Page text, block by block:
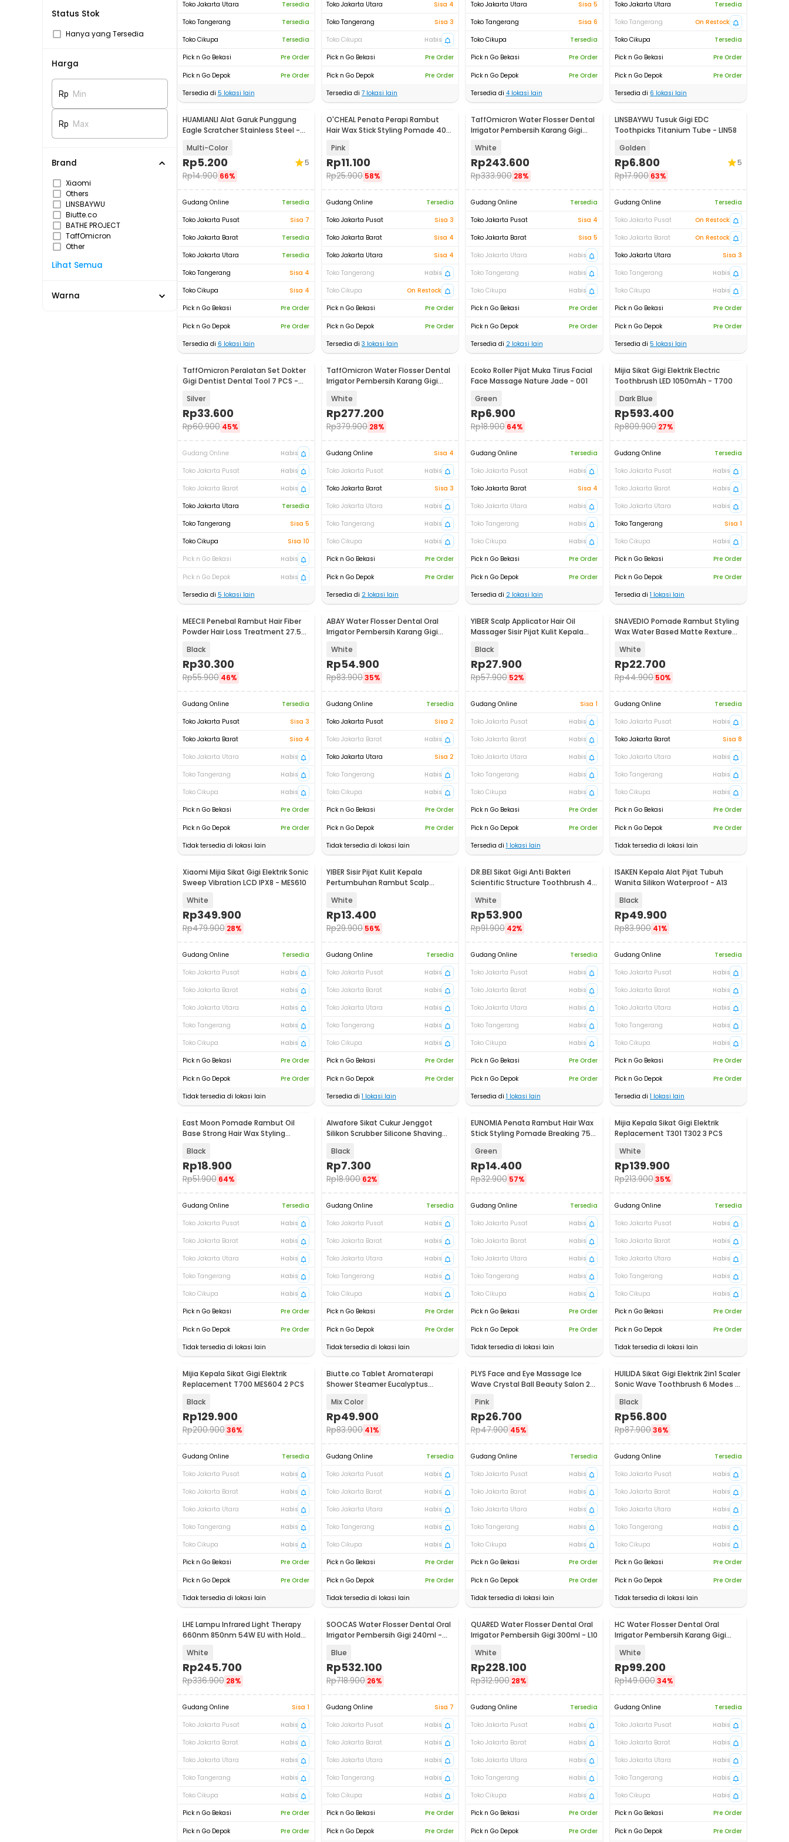
Status Stok
Hanya yang Tersedia
Harga
Rp Min
Rp Max
Brand
Xiaomi
Others
LINSBAYWU
Biutte.co
BATHE PROJECT
TaffOmicron
Other
Lihat Semua
Warna
Toko Jakarta Utara
Tersedia
Toko Tangerang
Tersedia
Toko Cikupa
Tersedia
Pick n Go Bekasi
Pre Order
Pick n Go Depok
Pre Order
Tersedia di 5 lokasi lain
Toko Jakarta Utara
Sisa 4
Toko Tangerang
Sisa 3
Toko Cikupa
Habis
Pick n Go Bekasi
Pre Order
Pick n Go Depok
Pre Order
Tersedia di 7 lokasi lain
Toko Jakarta Utara
Sisa 5
Toko Tangerang
Sisa 6
Toko Cikupa
Tersedia
Pick n Go Bekasi
Pre Order
Pick n Go Depok
Pre Order
Tersedia di 4lokasi lain
Toko Jakarta Utara
Tersedia
Toko Tangerang
On Restock
Toko Cikupa
Tersedia
Pick n Go Bekasi
Pre Order
Pick n Go Depok
Pre Order
Tersedia di 6 lokasi lain
HUAMIANLI Alat Garuk Punggung
Eagle Scratcher Stainless Steel -
Multi-Color
Rp5.200
Rp14.900 66%
5
Gudang Online
Tersedia
Toko Jakarta Pusat
Sisa 7
Toko Jakarta Barat
Tersedia
Toko Jakarta Utara
Tersedia
Toko Tangerang
Sisa 4
Toko Cikupa
Sisa 4
Pick n Go Bekasi
Pre Order
Pick n Go Depok
Pre Order
Tersedia di 6 lokasi lain
O'CHEAL Penata Perapi Rambut
Hair Wax Stick Styling Pomade 40g
Pink
Rp11.100
Rp25.900 58%
Gudang Online
Tersedia
Toko Jakarta Pusat
Sisa 3
Toko Jakarta Barat
Sisa 4
Toko Jakarta Utara
Sisa 4
Toko Tangerang
Habis
Toko Cikupa
On Restock
Pick n Go Bekasi
Pre Order
Pick n Go Depok
Pre Order
Tersedia di 3 lokasi lain
TaffOmicron Water Flosser Dental
Irrigator Pembersih Karang Gigi
White
Rp243.600
Rp333.900 28%
Gudang Online
Tersedia
Toko Jakarta Pusat
Sisa 4
Toko Jakarta Barat
Sisa 5
Toko Jakarta Utara
Habis
Toko Tangerang
Habis
Toko Cikupa
Habis
Pick n Go Bekasi
Pre Order
Pick n Go Depok
Pre Order
Tersedia di 2lokasi lain
LINSBAYWU Tusuk Gigi EDC
Toothpicks Titanium Tube - LIN58
Golden
Rp6.800
Rp17.900 63%
5
Gudang Online
Tersedia
Toko Jakarta Pusat
On Restock
Toko Jakarta Barat
On Restock
Toko Jakarta Utara
Sisa 3
Toko Tangerang
Habis
Toko Cikupa
Habis
Pick n Go Bekasi
Pre Order
Pick n Go Depok
Pre Order
Tersedia di 5 lokasi lain
TaffOmicron Peralatan Set Dokter
Gigi Dentist Dental Tool 7 PCS -
Silver
Rp33.600
Rp60.900 45%
Gudang Online
Habis
Toko Jakarta Pusat
Habis
Toko Jakarta Barat
Habis
Toko Jakarta Utara
Tersedia
Toko Tangerang
Sisa 5
Toko Cikupa
Sisa 10
Pick n Go Bekasi
Habis
Pick n Go Depok
Habis
Tersedia di 5 lokasi lain
TaffOmicron Water Flosser Dental
Irrigator Pembersih Karang Gigi
White
Rp277.200
Rp379.900 28%
Gudang Online
Sisa 4
Toko Jakarta Pusat
Habis
Toko Jakarta Barat
Sisa 3
Toko Jakarta Utara
Habis
Toko Tangerang
Habis
Toko Cikupa
Habis
Pick n Go Bekasi
Pre Order
Pick n Go Depok
Pre Order
Tersedia di 2 lokasi lain
Ecoko Roller Pijat Muka Tirus Facial
Face Massage Nature Jade - 001
Green
Rp6.900
Rp18.900 64%
Gudang Online
Tersedia
Toko Jakarta Pusat
Habis
Toko Jakarta Barat
Sisa 4
Toko Jakarta Utara
Habis
Toko Tangerang
Habis
Toko Cikupa
Habis
Pick n Go Bekasi
Pre Order
Pick n Go Depok
Pre Order
Tersedia di 2lokasi lain
Mijia Sikat Gigi Elektrik Electric
Toothbrush LED 1050mAh - T700
Dark Blue
Rp593.400
Rp809.900 27%
Gudang Online
Tersedia
Toko Jakarta Pusat
Habis
Toko Jakarta Barat
Habis
Toko Jakarta Utara
Habis
Toko Tangerang
Sisa 1
Toko Cikupa
Habis
Pick n Go Bekasi
Pre Order
Pick n Go Depok
Pre Order
Tersedia di 1 lokasi lain
MEECII Penebal Rambut Hair Fiber
Powder Hair Loss Treatment 27.5g
Black
Rp30.300
Rp55.900 46%
Gudang Online
Tersedia
Toko Jakarta Pusat
Sisa 3
Toko Jakarta Barat
Sisa 4
Toko Jakarta Utara
Habis
Toko Tangerang
Habis
Toko Cikupa
Habis
Pick n Go Bekasi
Pre Order
Pick n Go Depok
Pre Order
Tidak tersedia di lokasi lain
ABAY Water Flosser Dental Oral
Irrigator Pembersih Karang Gigi
White
Rp54.900
Rp83.90035%
Gudang Online
Tersedia
Toko Jakarta Pusat
Sisa 2
Toko Jakarta Barat
Habis
Toko Jakarta Utara
Sisa 2
Toko Tangerang
Habis
Toko Cikupa
Habis
Pick n Go Bekasi
Pre Order
Pick n Go Depok
Pre Order
Tidak tersedia di lokasi lain
YIBER Scalp Applicator Hair Oil
Massager Sisir Pijat Kulit Kepala
Black
Rp27.900
Rp57.900 52%
Gudang Online
Sisa 1
Toko Jakarta Pusat
Habis
Toko Jakarta Barat
Habis
Toko Jakarta Utara
Habis
Toko Tangerang
Habis
Toko Cikupa
Habis
Pick n Go Bekasi
Pre Order
Pick n Go Depok
Pre Order
Tersedia di 1 lokasi lain
SNAVEDIO Pomade Rambut Styling
Wax Water Based Matte Rexture
White
Rp22.700
Rp44.900 50%
Gudang Online
Tersedia
Toko Jakarta Pusat
Habis
Toko Jakarta Barat
Sisa 8
Toko Jakarta Utara
Habis
Toko Tangerang
Habis
Toko Cikupa
Habis
Pick n Go Bekasi
Pre Order
Pick n Go Depok
Pre Order
Tidak tersedia di lokasi lain
Xiaomi Mijia Sikat Gigi Elektrik Sonic
Sweep Vibration LCD IPX8 - MES610
White
Rp349.900
Rp479.900 28%
Gudang Online
Tersedia
Toko Jakarta Pusat
Habis
Toko Jakarta Barat
Habis
Toko Jakarta Utara
Habis
Toko Tangerang
Habis
Toko Cikupa
Habis
Pick n Go Bekasi
Pre Order
Pick n Go Depok
Pre Order
Tidak tersedia di lokasi lain
YIBER Sisir Pijat Kulit Kepala
Pertumbuhan Rambut Scalp
White
Rp13.400
Rp29.900 56%
Gudang Online
Tersedia
Toko Jakarta Pusat
Habis
Toko Jakarta Barat
Habis
Toko Jakarta Utara
Habis
Toko Tangerang
Habis
Toko Cikupa
Habis
Pick n Go Bekasi
Pre Order
Pick n Go Depok
Pre Order
Tersedia di 1 lokasi lain
DR.BEI Sikat Gigi Anti Bakteri
Scientific Structure Toothbrush 4
White
Rp53.900
Rp91.900 42%
Gudang Online
Tersedia
Toko Jakarta Pusat
Habis
Toko Jakarta Barat
Habis
Toko Jakarta Utara
Habis
Toko Tangerang
Habis
Toko Cikupa
Habis
Pick n Go Bekasi
Pre Order
Pick n Go Depok
Pre Order
Tersedia di 1 lokasi lain
ISAKEN Kepala Alat Pijat Tubuh
Wanita Silikon Waterproof - A13
Black
Rp49.900
Rp83.900 41%
Gudang Online
Tersedia
Toko Jakarta Pusat
Habis
Toko Jakarta Barat
Habis
Toko Jakarta Utara
Habis
Toko Tangerang
Habis
Toko Cikupa
Habis
Pick n Go Bekasi
Pre Order
Pick n Go Depok
Pre Order
Tersedia di 1 lokasi lain
East Moon Pomade Rambut Oil
Base Strong Hair Wax Styling
Black
Rp18.900
Rp51.900 64%
Gudang Online
Tersedia
Toko Jakarta Pusat
Habis
Toko Jakarta Barat
Habis
Toko Jakarta Utara
Habis
Toko Tangerang
Habis
Toko Cikupa
Habis
Pick n Go Bekasi
Pre Order
Pick n Go Depok
Pre Order
Tidak tersedia di lokasi lain
Alwafore Sikat Cukur Jenggot
Silikon Scrubber Silicone Shaving
Black
Rp7.300
Rp18.900 62%
Gudang Online
Tersedia
Toko Jakarta Pusat
Habis
Toko Jakarta Barat
Habis
Toko Jakarta Utara
Habis
Toko Tangerang
Habis
Toko Cikupa
Habis
Pick n Go Bekasi
Pre Order
Pick n Go Depok
Pre Order
Tidak tersedia di lokasi lain
EUNOMIA Penata Rambut Hair Wax
Stick Styling Pomade Breaking 75g
Green
Rp14.400
Rp32.900 57%
Gudang Online
Tersedia
Toko Jakarta Pusat
Habis
Toko Jakarta Barat
Habis
Toko Jakarta Utara
Habis
Toko Tangerang
Habis
Toko Cikupa
Habis
Pick n Go Bekasi
Pre Order
Pick n Go Depok
Pre Order
Tidak tersedia di lokasi lain
Mijia Kepala Sikat Gigi Elektrik
Replacement T301 T302 3 PCS
White
Rp139.900
Rp213.90035%
Gudang Online
Tersedia
Toko Jakarta Pusat
Habis
Toko Jakarta Barat
Habis
Toko Jakarta Utara
Habis
Toko Tangerang
Habis
Toko Cikupa
Habis
Pick n Go Bekasi
Pre Order
Pick n Go Depok
Pre Order
Tidak tersedia di lokasi lain
Mijia Kepala Sikat Gigi Elektrik
Replacement T700 MES604 2 PCS
Black
Rp129.900
Rp200.900 36%
Gudang Online
Tersedia
Toko Jakarta Pusat
Habis
Toko Jakarta Barat
Habis
Toko Jakarta Utara
Habis
Toko Tangerang
Habis
Toko Cikupa
Habis
Pick n Go Bekasi
Pre Order
Pick n Go Depok
Pre Order
Tidak tersedia di lokasi lain
Biutte.co Tablet Aromaterapi
Shower Steamer Eucalyptus
Mix Color
Rp49.900
Rp83.900 41%
Gudang Online
Tersedia
Toko Jakarta Pusat
Habis
Toko Jakarta Barat
Habis
Toko Jakarta Utara
Habis
Toko Tangerang
Habis
Toko Cikupa
Habis
Pick n Go Bekasi
Pre Order
Pick n Go Depok
Pre Order
Tidak tersedia di lokasi lain
PLYS Face and Eye Massage Ice
Wave Crystal Ball Beauty Salon 2
Pink
Rp26.700
Rp47.900 45%
Gudang Online
Tersedia
Toko Jakarta Pusat
Habis
Toko Jakarta Barat
Habis
Toko Jakarta Utara
Habis
Toko Tangerang
Habis
Toko Cikupa
Habis
Pick n Go Bekasi
Pre Order
Pick n Go Depok
Pre Order
Tidak tersedia di lokasi lain
HUILIDA Sikat Gigi Elektrik 2in1 Scaler
Sonic Wave Toothbrush 6 Modes -
Black
Rp56.800
Rp87.90036%
Gudang Online
Tersedia
Toko Jakarta Pusat
Habis
Toko Jakarta Barat
Habis
Toko Jakarta Utara
Habis
Toko Tangerang
Habis
Toko Cikupa
Habis
Pick n Go Bekasi
Pre Order
Pick n Go Depok
Pre Order
Tidak tersedia di lokasi lain
LHE Lampu Infrared Light Therapy
660nm 850nm 54W EU with Holder
White
Rp245.700
Rp336.900 28%
Gudang Online
Sisa 1
Toko Jakarta Pusat
Habis
Toko Jakarta Barat
Habis
Toko Jakarta Utara
Habis
Toko Tangerang
Habis
Toko Cikupa
Habis
Pick n Go Bekasi
Pre Order
Pick n Go Depok Pre Order
SOOCAS Water Flosser Dental Oral
Irrigator Pembersih Gigi 240ml -
Blue
Rp532.100
Rp718.900 26%
Gudang Online
Sisa 7
Toko Jakarta Pusat
Habis
Toko Jakarta Barat
Habis
Toko Jakarta Utara
Habis
Toko Tangerang
Habis
Toko Cikupa
Habis
Pick n Go Bekasi
Pre Order
Pick n Go Depok Pre Order
QUARED Water Flosser Dental Oral
Irrigator Pembersih Gigi 300ml - L10
White
Rp228.100
Rp312.900 28%
Gudang Online
Tersedia
Toko Jakarta Pusat
Habis
Toko Jakarta Barat
Habis
Toko Jakarta Utara
Habis
Toko Tangerang
Habis
Toko Cikupa
Habis
Pick n Go Bekasi
Pre Order
Pick n Go Depok Pre Order
HC Water Flosser Dental Oral
Irrigator Pembersih Karang Gigi
White
Rp99.200
Rp149.00034%
Gudang Online
Tersedia
Toko Jakarta Pusat
Habis
Toko Jakarta Barat
Habis
Toko Jakarta Utara
Habis
Toko Tangerang
Habis
Toko Cikupa
Habis
Pick n Go Bekasi
Pre Order
Pick n Go Depok Pre Order